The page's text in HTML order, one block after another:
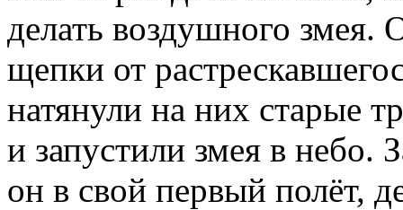
делать воздушного
щепки от
натянули на них старые
и запустили змея в небо.
он в свой первый полёт,